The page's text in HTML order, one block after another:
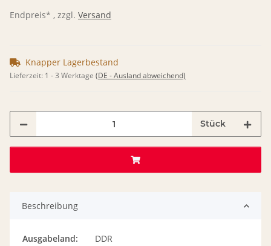
Endpreis* , zzgl. Versand
Knapper Lagerbestand
Lieferzeit: 1 - 3 Werktage (DE - Ausland abweichend)
Stück
Beschreibung
Ausgabeland:
DDR